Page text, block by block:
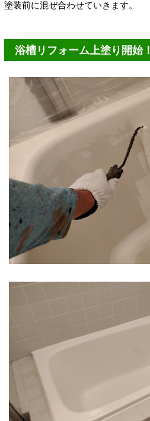
塗装前に混ぜ合わせていきます。
浴槽リフォーム上塗り開始！